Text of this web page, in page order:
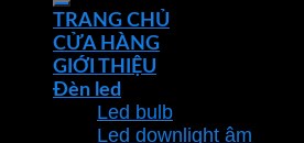
TRANG CHỦ
CỬA HÀNG
GIỚI THIỆU
Đèn led
Led bulb
Led downlight âm